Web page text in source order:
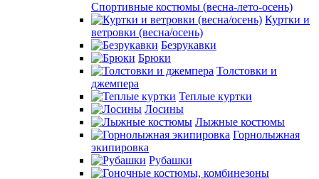
Спортивные костюмы (весна-лето-осень)
Куртки и
ветровки (весна/осень)
Безрукавки
Брюки
Толстовки и
джемпера
Теплые куртки
Лосины
Лыжные костюмы
Горнолыжная
экипировка
Рубашки